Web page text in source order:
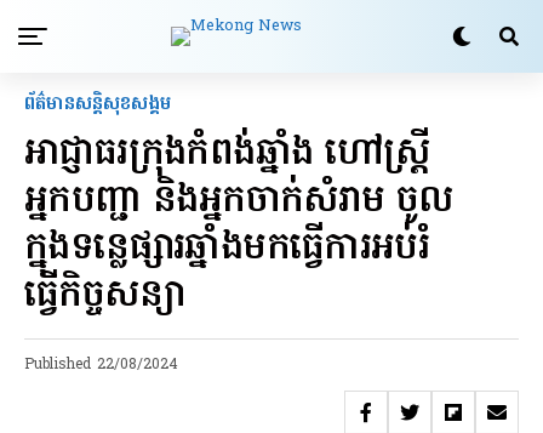
ព័ត៌មានសន្តិសុខ​សង្គម
អាជ្ញាធរក្រុងកំពង់ឆ្នាំង ហៅស្ត្រី
អ្នកបញ្ជា និងអ្នកចាក់សំរាម ចូល
ក្នុងទន្លេផ្សារឆ្នាំងមកធ្វើការអប់រំ
ធ្វើកិច្ចសន្យា
Published 22/08/2024